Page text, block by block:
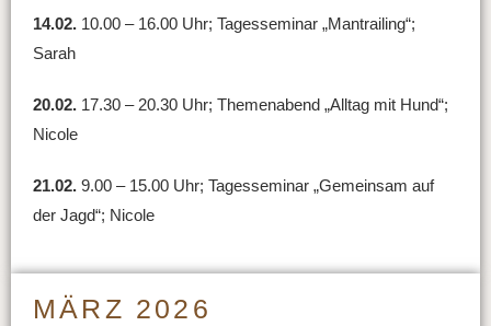
14.02. 10.00 – 16.00 Uhr; Tagesseminar „Mantrailing“;
Sarah
20.02. 17.30 – 20.30 Uhr; Themenabend „Alltag mit Hund“;
Nicole
21.02. 9.00 – 15.00 Uhr; Tagesseminar „Gemeinsam auf
der Jagd“; Nicole
MÄRZ 2026